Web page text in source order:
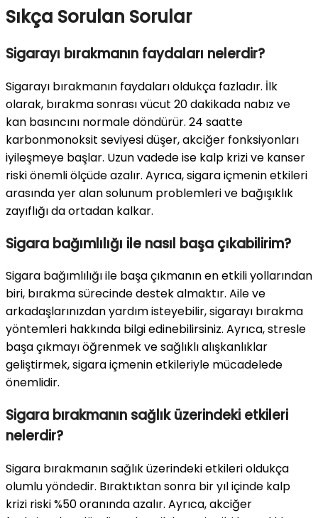
Sıkça Sorulan Sorular
Sigarayı bırakmanın faydaları nelerdir?
Sigarayı bırakmanın faydaları oldukça fazladır. İlk
olarak, bırakma sonrası vücut 20 dakikada nabız ve
kan basıncını normale döndürür. 24 saatte
karbonmonoksit seviyesi düşer, akciğer fonksiyonları
iyileşmeye başlar. Uzun vadede ise kalp krizi ve kanser
riski önemli ölçüde azalır. Ayrıca, sigara içmenin etkileri
arasında yer alan solunum problemleri ve bağışıklık
zayıflığı da ortadan kalkar.
Sigara bağımlılığı ile nasıl başa çıkabilirim?
Sigara bağımlılığı ile başa çıkmanın en etkili yollarından
biri, bırakma sürecinde destek almaktır. Aile ve
arkadaşlarınızdan yardım isteyebilir, sigarayı bırakma
yöntemleri hakkında bilgi edinebilirsiniz. Ayrıca, stresle
başa çıkmayı öğrenmek ve sağlıklı alışkanlıklar
geliştirmek, sigara içmenin etkileriyle mücadelede
önemlidir.
Sigara bırakmanın sağlık üzerindeki etkileri
nelerdir?
Sigara bırakmanın sağlık üzerindeki etkileri oldukça
olumlu yöndedir. Bıraktıktan sonra bir yıl içinde kalp
krizi riski %50 oranında azalır. Ayrıca, akciğer